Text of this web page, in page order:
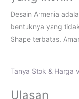
Desain Armenia
bentuknya yang
Shape terbatas.
Tanya Stok & Harga
Ulasan